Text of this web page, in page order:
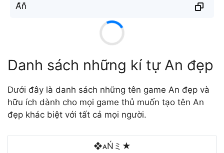
A̐n̐
Danh sách những kí tự An đẹp
Dưới đây là danh sách những tên game An đẹp và
hữu ích dành cho mọi game thủ muốn tạo tên An
đẹp khác biệt với tất cả mọi người.
❖ᴀŃミ★